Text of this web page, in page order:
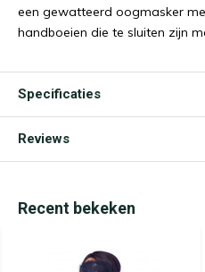
een gewatteerd oogmasker
handboeien die te sluiten zijn
Specificaties
Reviews
Recent bekeken